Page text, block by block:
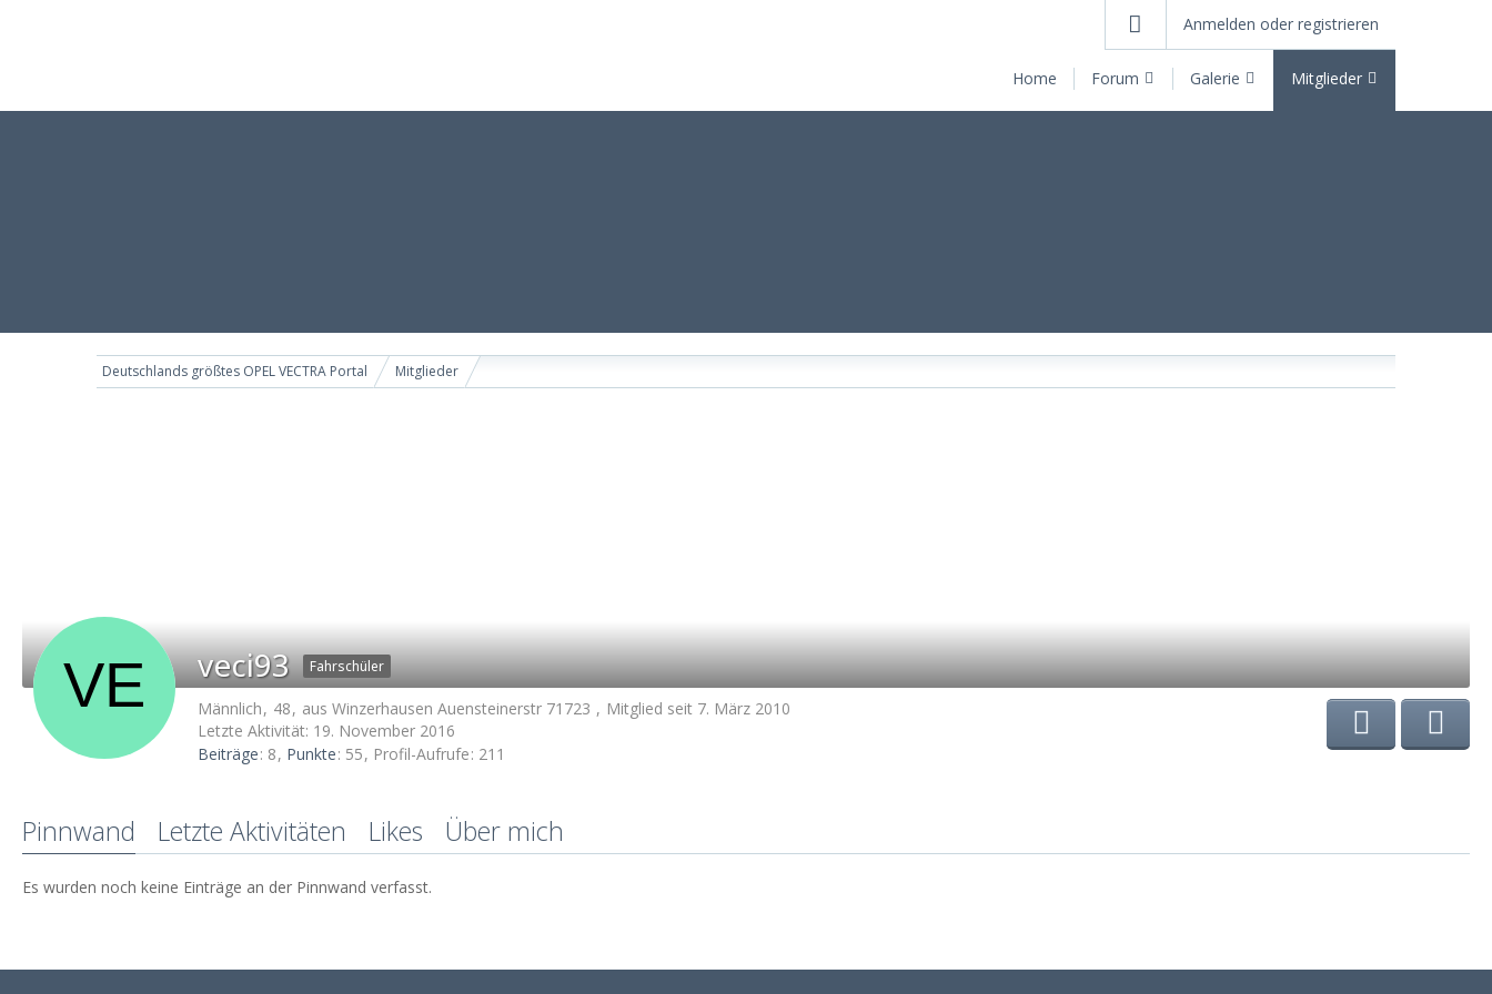
Home Forum Galerie Mitglieder
Anmelden oder registrieren
Deutschlands größtes OPEL VECTRA Portal Mitglieder
veci93 Fahrschüler
Männlich 48 aus Winzerhausen Auensteinerstr 71723
Mitglied seit 7. März 2010
Letzte Aktivität: 19. November 2016
Beiträge 8 Punkte 55 Profil-Aufrufe 211
Pinnwand Letzte Aktivitäten Likes Über mich
Es wurden noch keine Einträge an der Pinnwand verfasst.